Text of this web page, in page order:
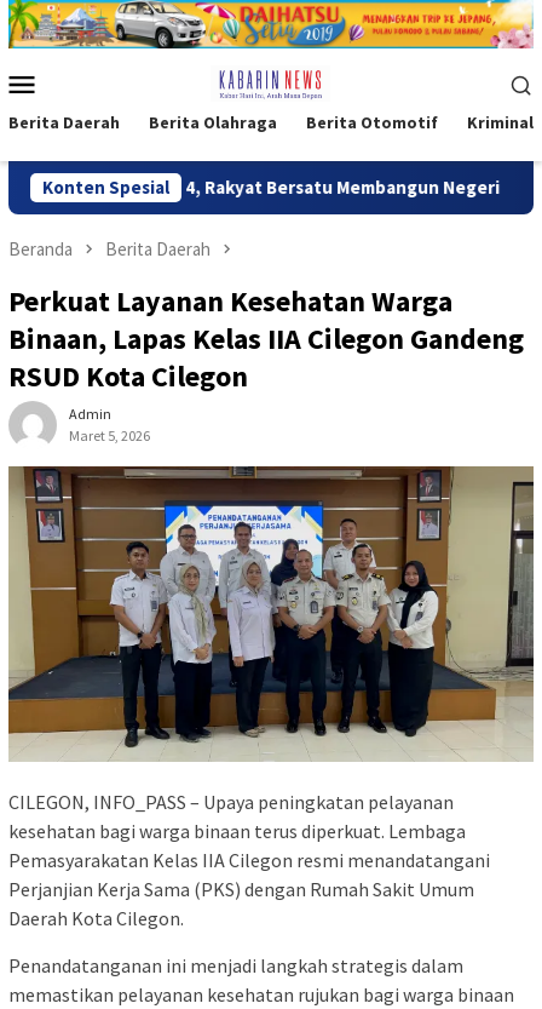
Loncat
ke
Mobile
Berita Daerah Berita Olahraga Berita Otomotif Kriminal
Konten Spesial
4, Rakyat Bersatu Membangun Negeri Kaops
Beranda Berita Daerah
Perkuat Layanan Kesehatan Warga
Binaan, Lapas Kelas IIA Cilegon Gandeng
RSUD Kota Cilegon
Admin
Maret 5, 2026
CILEGON, INFO_PASS – Upaya peningkatan pelayanan
kesehatan bagi warga binaan terus diperkuat. Lembaga
Pemasyarakatan Kelas IIA Cilegon resmi menandatangani
Perjanjian Kerja Sama (PKS) dengan Rumah Sakit Umum
Daerah Kota Cilegon.
Penandatanganan ini menjadi langkah strategis dalam
memastikan pelayanan kesehatan rujukan bagi warga binaan